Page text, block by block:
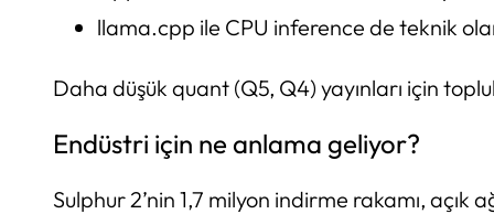
llama.cpp ile CPU inference de teknik
Daha düşük quant (Q5, Q4) yayınları için
Endüstri için ne anlama geliyor?
Sulphur 2’nin 1,7 milyon indirme rakamı, açık